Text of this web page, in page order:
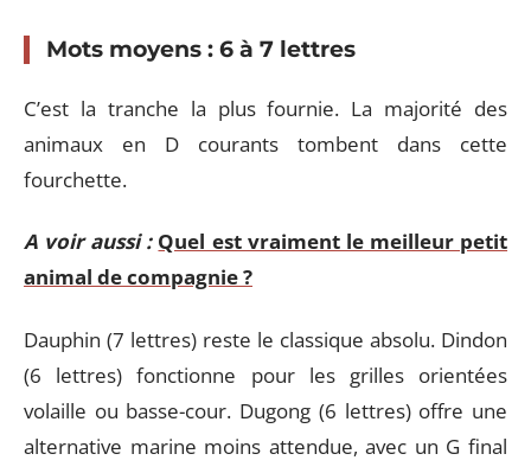
Mots moyens : 6 à 7 lettres
C’est la tranche la plus fournie. La majorité des
animaux en D courants tombent dans cette
fourchette.
A voir aussi : Quel est vraiment le meilleur petit
animal de compagnie ?
Dauphin (7 lettres) reste le classique absolu. Dindon
(6 lettres) fonctionne pour les grilles orientées
volaille ou basse-cour. Dugong (6 lettres) offre une
alternative marine moins attendue, avec un G final